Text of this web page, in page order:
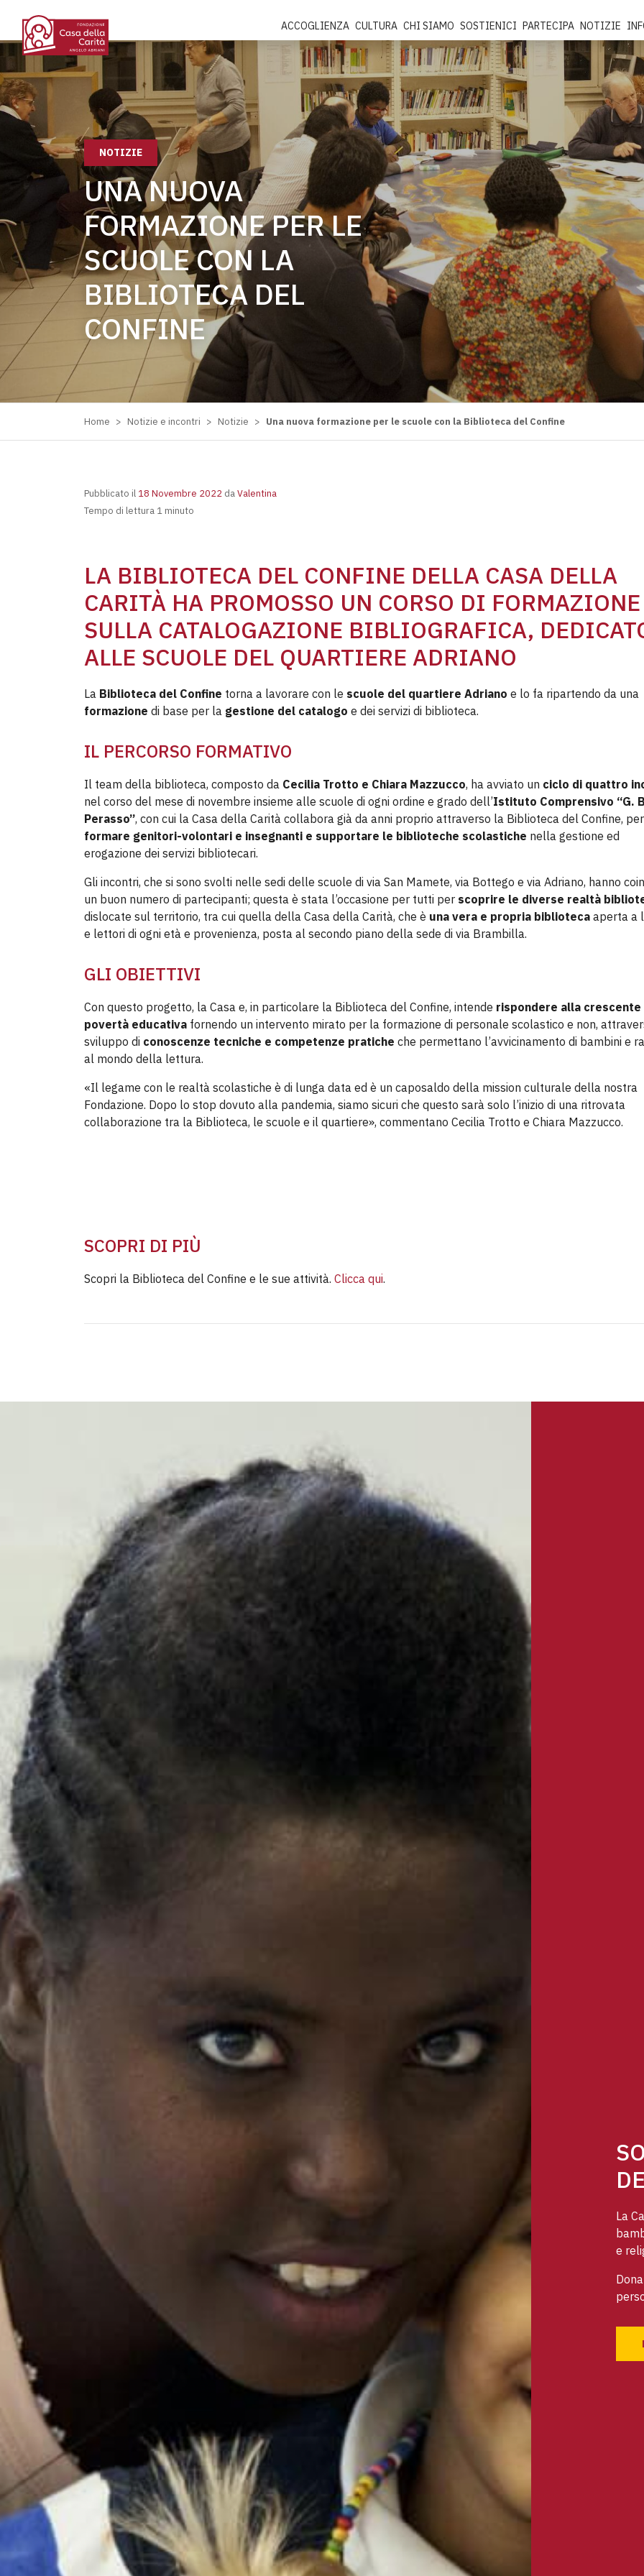
ACCOGLIENZA CULTURA CHI SIAMO SOSTIENICI PARTECIPA NOTIZIE
NOTIZIE
UNA NUOVA
FORMAZIONE PER LE
SCUOLE CON LA
BIBLIOTECA DEL
CONFINE
Home > Notizie e incontri > Notizie > Una nuova formazione per le scuole con la Biblioteca del Confine
Pubblicato il 18 Novembre 2022 daValentina
Tempo di lettura 1 minuto
LA BIBLIOTECA DEL CONFINE DELLA CASA DELLA
CARITÀ HA PROMOSSO UN CORSO DI FORMAZIONE
SULLA CATALOGAZIONE BIBLIOGRAFICA,
ALLE SCUOLE DEL QUARTIERE ADRIANO
La Biblioteca del Confine torna a lavorare con le scuole del quartiere Adriano e lo fa ripartendo da una
formazione di base per la gestione del catalogo e dei servizi di biblioteca.
IL PERCORSO FORMATIVO
Il team della biblioteca, composto da Cecilia Trotto e Chiara Mazzucco, ha avviato un ciclo di quattro
nel corso del mese di novembre insieme alle scuole di ogni ordine e grado dell’Istituto Comprensivo “G.
Perasso”, con cui la Casa della Carità collabora già da anni proprio attraverso la Biblioteca del Confine, per
formare genitori-volontari e insegnanti e supportare le biblioteche scolastiche nella gestione ed
erogazione dei servizi bibliotecari.
Gli incontri, che si sono svolti nelle sedi delle scuole di via San Mamete, via Bottego e via Adriano, hanno
un buon numero di partecipanti; questa è stata l’occasione per tutti per scoprire le diverse realtà
dislocate sul territorio, tra cui quella della Casa della Carità, che è una vera e propria biblioteca aperta a
e lettori di ogni età e provenienza, posta al secondo piano della sede di via Brambilla.
GLI OBIETTIVI
Con questo progetto, la Casa e, in particolare la Biblioteca del Confine, intende rispondere alla crescente
povertà educativa fornendo un intervento mirato per la formazione di personale scolastico e non,
sviluppo di conoscenze tecniche e competenze pratiche che permettano l’avvicinamento di bambini e
al mondo della lettura.
«Il legame con le realtà scolastiche è di lunga data ed è un caposaldo della mission culturale della nostra
Fondazione. Dopo lo stop dovuto alla pandemia, siamo sicuri che questo sarà solo l’inizio di una ritrovata
collaborazione tra la Biblioteca, le scuole e il quartiere», commentano Cecilia Trotto e Chiara Mazzucco.
SCOPRI DI PIÙ
Scopri la Biblioteca del Confine e le sue attività. Clicca qui.
La
e